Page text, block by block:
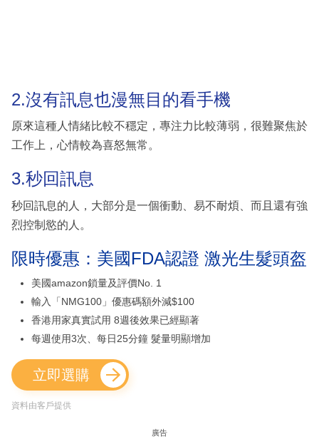
2.沒有訊息也漫無目的看手機
原來這種人情緒比較不穩定，專注力比較薄弱，很難聚焦於
工作上，心情較為喜怒無常。
3.秒回訊息
秒回訊息的人，大部分是一個衝動、易不耐煩、而且還有強
烈控制慾的人。
限時優惠：美國FDA認證 激光生髮頭盔
美國amazon鎖量及評價No. 1
輸入「NMG100」優惠碼額外減$100
香港用家真實試用 8週後效果已經顯著
每週使用3次、每日25分鐘 髮量明顯增加
立即選購
資料由客戶提供
廣告